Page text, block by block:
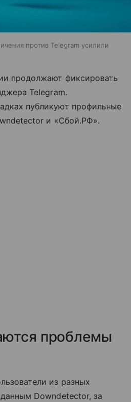
против Telegram усилили
продолжают фиксировать
Telegram.
публикуют профильные
и «Сбой.РФ».
проблемы
из разных
Downdetector, за